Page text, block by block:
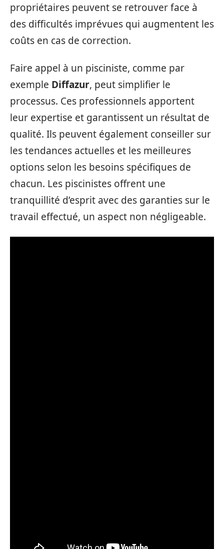
propriétaires peuvent se retrouver face à
des difficultés imprévues qui augmentent les
coûts en cas de correction.
Faire appel à un pisciniste, comme par
exemple Diffazur, peut simplifier le
processus. Ces professionnels apportent
leur expertise et garantissent un résultat de
qualité. Ils peuvent également conseiller sur
les tendances actuelles et les meilleures
options selon les besoins spécifiques de
chacun. Les piscinistes offrent une
tranquillité d’esprit avec des garanties sur le
travail effectué, un aspect non négligeable.